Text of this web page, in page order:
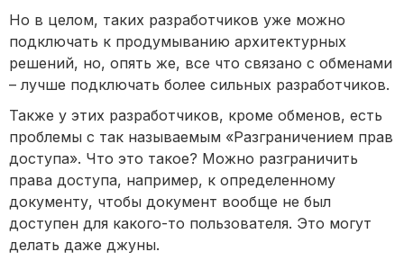
Но в целом, таких разработчиков уже можно
подключать к продумыванию архитектурных
решений, но, опять же, все что связано с обменами
– лучше подключать более сильных разработчиков.
Также у этих разработчиков, кроме обменов, есть
проблемы с так называемым «Разграничением прав
доступа». Что это такое? Можно разграничить
права доступа, например, к определенному
документу, чтобы документ вообще не был
доступен для какого-то пользователя. Это могут
делать даже джуны.